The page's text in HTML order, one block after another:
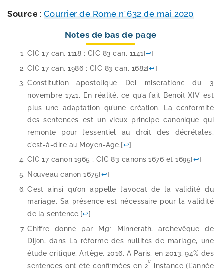
Source : Courrier de Rome n°632 de mai 2020
Notes de bas de page
CIC 17 can. 1118 ; CIC 83 can. 1141[↩]
CIC 17 can. 1986 ; CIC 83 can. 1682[↩]
Constitution apos­to­lique Dei mise­ra­tione du 3
novembre 1741. En réa­li­té, ce qu’a fait Benoît XIV est
plus une adap­ta­tion qu’une créa­tion. La confor­mi­té
des sen­tences est un vieux prin­cipe cano­nique qui
remonte pour l’essentiel au droit des décré­tales,
c’est-à-dire au Moyen-​Age.[↩]
CIC 17 canon 1965 ; CIC 83 canons 1676 et 1695[↩]
Nouveau canon 1675[↩]
C’est ain­si qu’on appelle l’avocat de la vali­di­té du
mariage. Sa pré­sence est néces­saire pour la vali­di­té
de la sen­tence.[↩]
Chiffre don­né par Mgr Minnerath, arche­vêque de
Dijon, dans La réforme des nul­li­tés de mariage, une
étude cri­tique, Artège, 2016. A Paris, en 2013, 94% des
sen­tences ont été confir­mées en 2
e
ins­tance (L’année